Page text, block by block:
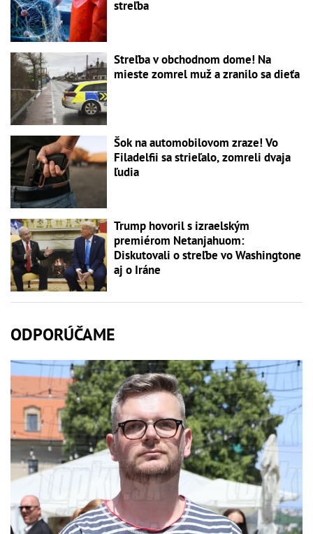
streľba
Streľba v obchodnom dome! Na
mieste zomrel muž a zranilo sa dieťa
Šok na automobilovom zraze! Vo
Filadelfii sa strieľalo, zomreli dvaja
ľudia
Trump hovoril s izraelským
premiérom Netanjahuom:
Diskutovali o streľbe vo Washingtone
aj o Iráne
ODPORÚČAME